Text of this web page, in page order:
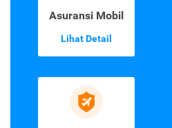
Asuransi Mobil
Lihat Detail